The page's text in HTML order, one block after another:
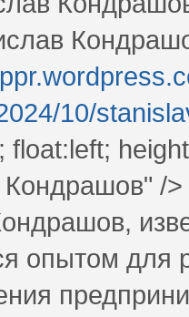
10/
float:left;
/>
опытом для